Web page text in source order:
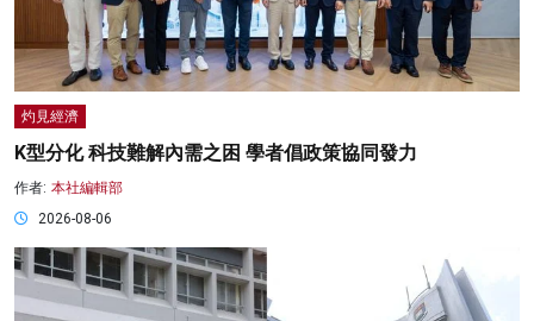
灼見經濟
K型分化 科技難解內需之困 學者倡政策協同發力
作者: 本社編輯部
2026-08-06